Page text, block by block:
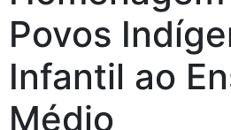
Povos
Infantil ao
Médio